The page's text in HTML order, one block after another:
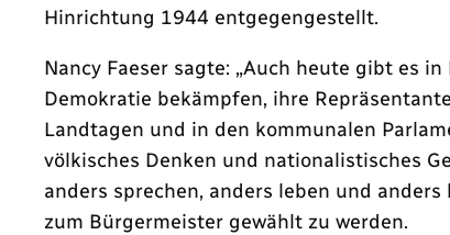
Hinrichtung 1944 entgegengestellt.
Nancy Faeser sagte: „Auch heute gibt es
Demokratie bekämpfen, ihre
Landtagen und in den kommunalen
völkisches Denken und nationalistisches
anders sprechen, anders leben und
zum Bürgermeister gewählt zu werden.